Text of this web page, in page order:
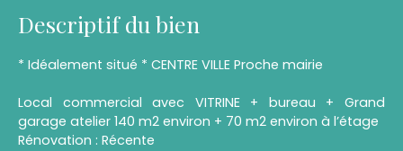
Descriptif du bien
* Idéalement situé * CENTRE VILLE Proche mairie
Local commercial avec VITRINE + bureau + Grand
garage atelier 140 m2 environ + 70 m2 environ à l’étage
Rénovation : Récente